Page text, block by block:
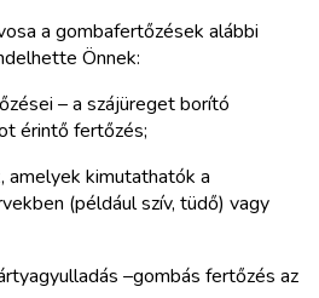
a gombafertőzések alábbi
Önnek:
– a szájüreget borító
érintő fertőzés;
amelyek kimutathatók a
(például szív, tüdő) vagy
–gombás fertőzés az